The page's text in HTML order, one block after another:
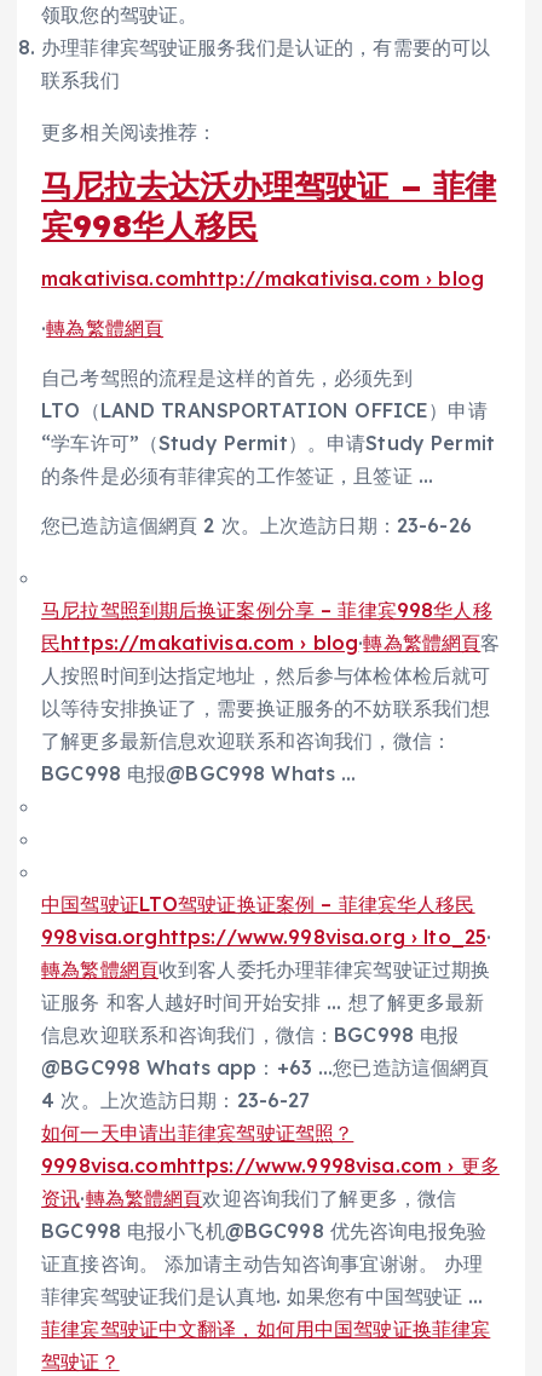
领取您的驾驶证。
办理菲律宾驾驶证服务我们是认证的，有需要的可以
联系我们
更多相关阅读推荐：
马尼拉去达沃办理驾驶证 – 菲律
宾998华人移民
makativisa.comhttp://makativisa.com › blog
·轉為繁體網頁
自己考驾照的流程是这样的首先，必须先到
LTO（LAND TRANSPORTATION OFFICE）申请
“学车许可”（Study Permit）。申请Study Permit
的条件是必须有菲律宾的工作签证，且签证 …
您已造訪這個網頁 2 次。上次造訪日期：23-6-26
马尼拉驾照到期后换证案例分享 – 菲律宾998华人移
民https://makativisa.com › blog·轉為繁體網頁客
人按照时间到达指定地址，然后参与体检体检后就可
以等待安排换证了，需要换证服务的不妨联系我们想
了解更多最新信息欢迎联系和咨询我们，微信：
BGC998 电报@BGC998 Whats …
中国驾驶证LTO驾驶证换证案例 – 菲律宾华人移民
998visa.orghttps://www.998visa.org › lto_25·
轉為繁體網頁收到客人委托办理菲律宾驾驶证过期换
证服务 和客人越好时间开始安排 … 想了解更多最新
信息欢迎联系和咨询我们，微信：BGC998 电报
@BGC998 Whats app：+63 …您已造訪這個網頁
4 次。上次造訪日期：23-6-27
如何一天申请出菲律宾驾驶证驾照？
9998visa.comhttps://www.9998visa.com › 更多
资讯·轉為繁體網頁欢迎咨询我们了解更多，微信
BGC998 电报小飞机@BGC998 优先咨询电报免验
证直接咨询。 添加请主动告知咨询事宜谢谢。 办理
菲律宾驾驶证我们是认真地. 如果您有中国驾驶证 …
菲律宾驾驶证中文翻译，如何用中国驾驶证换菲律宾
驾驶证？